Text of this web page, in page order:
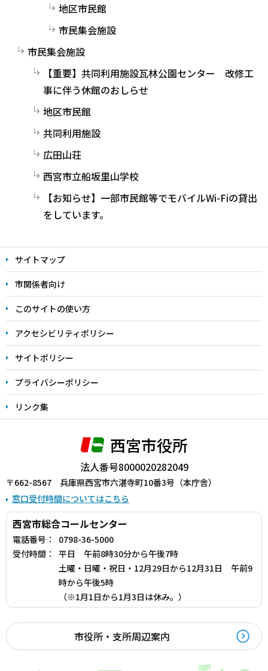
地区市民館
市民集会施設
市民集会施設
【重要】共同利用施設瓦林公園センター 改修工
事に伴う休館のおしらせ
地区市民館
共同利用施設
広田山荘
西宮市立船坂里山学校
【お知らせ】一部市民館等でモバイルWi-Fiの貸出
をしています。
サイトマップ
市関係者向け
このサイトの使い方
アクセシビリティポリシー
サイトポリシー
プライバシーポリシー
リンク集
西宮市役所
法人番号8000020282049
〒662-8567 兵庫県西宮市六湛寺町10番3号（本庁舎）
窓口受付時間についてはこちら
西宮市総合コールセンター
電話番号：
0798-36-5000
受付時間：
平日 午前8時30分から午後7時
土曜・日曜・祝日・12月29日から12月31日 午前9
時から午後5時
（※1月1日から1月3日は休み。）
市役所・支所周辺案内